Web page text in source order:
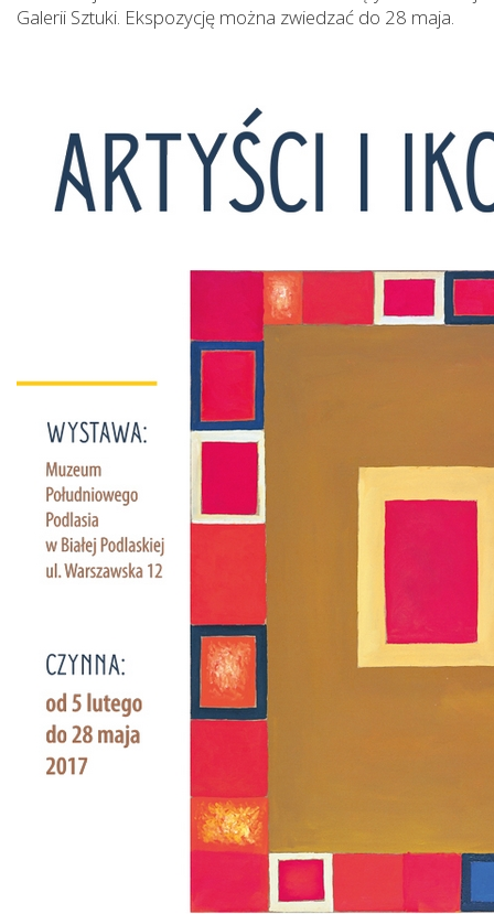
Galerii Sztuki. Ekspozycję można zwiedzać do 28 maja.